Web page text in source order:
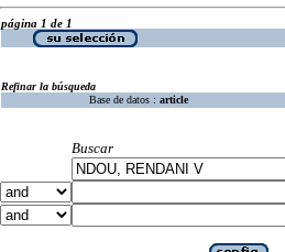
página 1 de 1
Refinar la búsqueda
Base de datos : article
Buscar